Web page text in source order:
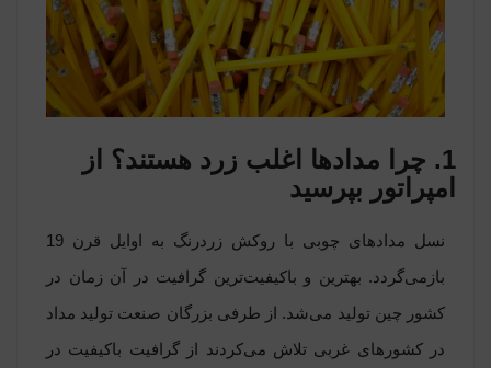
1. چرا مدادها اغلب زرد هستند؟ از
امپراتور بپرسید
نسل مدادهای چوبی با روکش زردرنگ به اوایل قرن 19
بازمی‌گردد. بهترین و باکیفیت‌ترین گرافیت در آن زمان در
کشور چین تولید می‌شد. از طرفی بزرگان صنعت تولید مداد
در کشورهای غربی تلاش می‌کردند از گرافیت باکیفیت در